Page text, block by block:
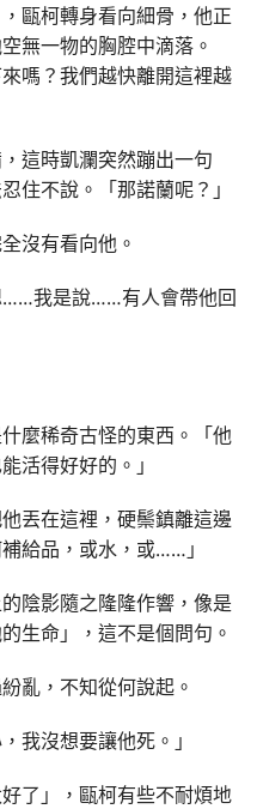
甌柯轉身看向細骨，他正
無一物的胸腔中滴落。
嗎？我們越快離開這裡越
這時凱瀾突然蹦出一句
住不說。「那諾蘭呢？」
沒有看向他。
……我是說……有人會帶他回
麼稀奇古怪的東西。「他
活得好好的。」
丟在這裡，硬鬃鎮離這邊
給品，或水，或……」
陰影隨之隆隆作響，像是
生命」，這不是個問句。
亂，不知從何說起。
我沒想要讓他死。」
了」，甌柯有些不耐煩地